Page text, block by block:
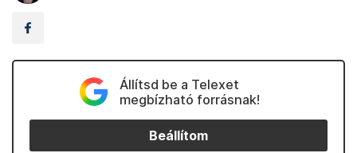
Állítsd be a Telexet
megbízható forrásnak!
Beállítom